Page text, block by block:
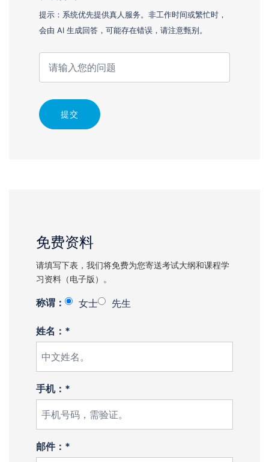
提示：系统优先提供真人服务。非工作时间或繁忙时，
会由 AI 生成回答，可能存在错误，请注意甄别。
提交
免费资料
请填写下表，我们将免费为您寄送考试大纲和课程学
习资料（电子版）。
称谓： 女士 先生
姓名：*
手机：*
邮件：*